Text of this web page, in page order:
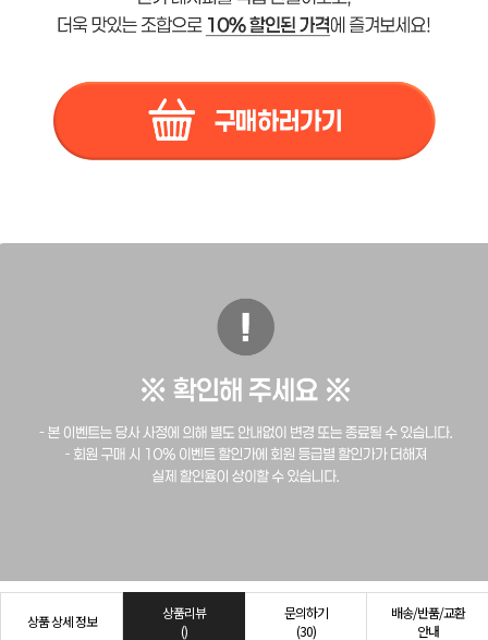
상품 상세 정보
상품리뷰
()
문의하기
(30)
배송/반품/교환
안내